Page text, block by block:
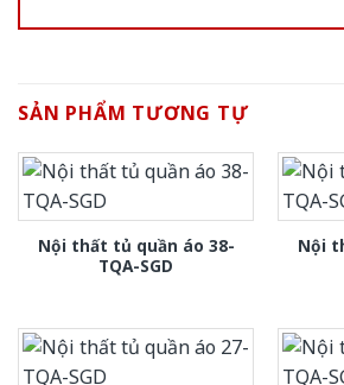
SẢN PHẨM TƯƠNG TỰ
Nội thất tủ quần áo 38-
TQA-SGD
Nội